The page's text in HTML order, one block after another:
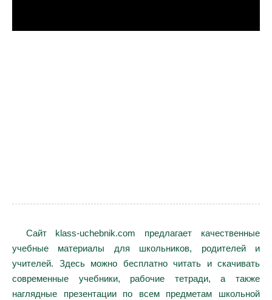
Сайт klass-uchebnik.com предлагает качественные
учебные материалы для школьников, родителей и
учителей. Здесь можно бесплатно читать и скачивать
современные учебники, рабочие тетради, а также
наглядные презентации по всем предметам школьной